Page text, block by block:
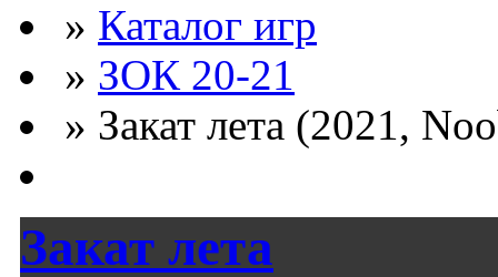
» Каталог игр
» ЗОК 20-21
» Закат лета (2021,
Закат лета